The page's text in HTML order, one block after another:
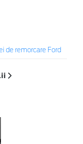
de remorcare Ford